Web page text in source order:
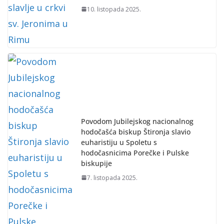
10. listopada 2025.
Povodom Jubilejskog nacionalnog
hodočašća biskup Štironja slavio
euharistiju u Spoletu s
hodočasnicima Porečke i Pulske
biskupije
7. listopada 2025.